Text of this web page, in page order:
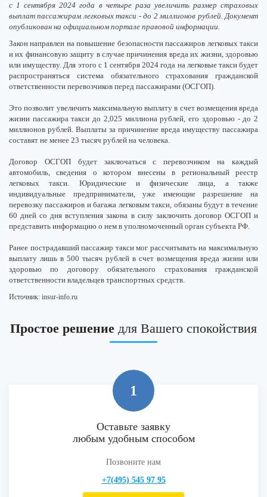
с 1 сентября 2024 года в четыре раза увеличить размер страховых
выплат пассажирам легковых такси - до 2 миллионов рублей. Документ
опубликован на официальном портале правовой информации.
Закон направлен на повышение безопасности пассажиров легковых такси
и их финансовую защиту в случае причинения вреда их жизни, здоровью
или имуществу. Для этого с 1 сентября 2024 года на легковые такси будет
распространяться система обязательного страхования гражданской
ответственности перевозчиков перед пассажирами (ОСГОП).
Это позволит увеличить максимальную выплату в счет возмещения вреда
жизни пассажира такси до 2,025 миллиона рублей, его здоровью - до 2
миллионов рублей. Выплаты за причинение вреда имуществу пассажира
составят не менее 23 тысяч рублей на человека.
Договор ОСГОП будет заключаться с перевозчиком на каждый
автомобиль, сведения о котором внесены в региональный реестр
легковых такси. Юридические и физические лица, а также
индивидуальные предприниматели, уже имеющие разрешение на
перевозку пассажиров и багажа легковым такси, обязаны будут в течение
60 дней со дня вступления закона в силу заключить договор ОСГОП и
представить информацию о нем в уполномоченный орган субъекта РФ.
Ранее пострадавший пассажир такси мог рассчитывать на максимальную
выплату лишь в 500 тысяч рублей в счет возмещения вреда жизни или
здоровью по договору обязательного страхования гражданской
ответственности владельцев транспортных средств.
Источник: insur-info.ru
Простое решение для Вашего спокойствия
1
Оставьте заявку
любым удобным способом
Позвоните нам
+7(495) 545 97 95